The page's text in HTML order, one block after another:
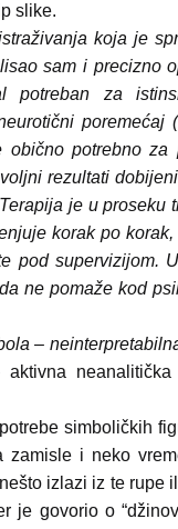
slike.
koja je
sam i precizno
potreban za
poremećaj
potrebno za
rezultati
je u proseku
korak po
pod supervizijom.
ne pomaže kod
–
neanalitička
simboličkih
zamisle i neko
izlazi iz te rupe
je govorio o